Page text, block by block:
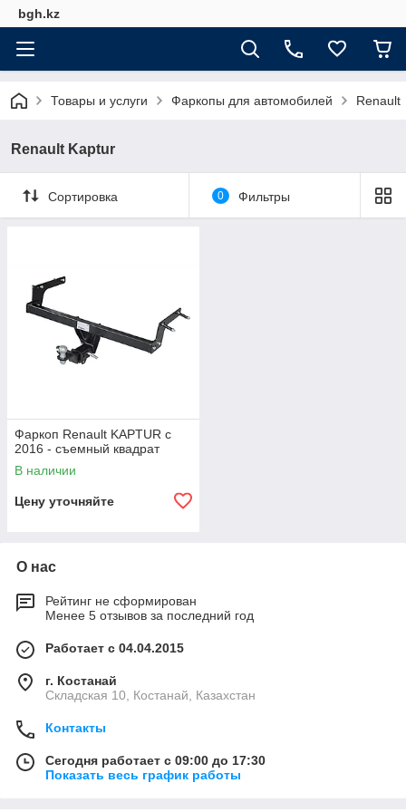
bgh.kz
Товары и услуги Фаркопы для автомобилей Renault
Renault Kaptur
Сортировка 0 Фильтры
Фаркоп Renault KAPTUR с
2016 - съемный квадрат
В наличии
Цену уточняйте
О нас
Рейтинг не сформирован
Менее 5 отзывов за последний год
Работает с 04.04.2015
г. Костанай
Складская 10, Костанай, Казахстан
Контакты
Сегодня работает с 09:00 до 17:30
Показать весь график работы